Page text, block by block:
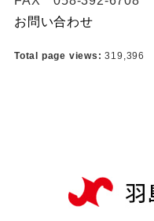
お問い合わせ
Total page views:319,396